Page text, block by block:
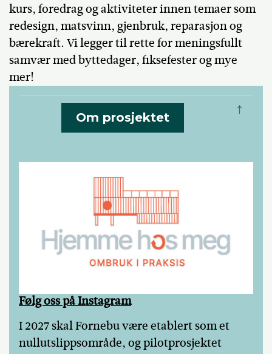
kurs, foredrag og aktiviteter innen temaer som
redesign, matsvinn, gjenbruk, reparasjon og
bærekraft. Vi legger til rette for meningsfullt
samvær med byttedager, fiksefester og mye
mer!
↑
Om prosjektet
Følg oss på Instagram
I 2027 skal Fornebu være etablert som et
nullutslippsområde, og pilotprosjektet